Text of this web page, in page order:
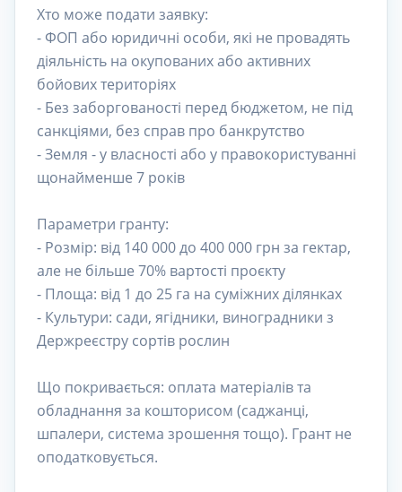
Хто може подати заявку:
- ФОП або юридичні особи, які не провадять
діяльність на окупованих або активних
бойових територіях
- Без заборгованості перед бюджетом, не під
санкціями, без справ про банкрутство
- Земля - у власності або у правокористуванні
щонайменше 7 років
Параметри гранту:
- Розмір: від 140 000 до 400 000 грн за гектар,
але не більше 70% вартості проєкту
- Площа: від 1 до 25 га на суміжних ділянках
- Культури: сади, ягідники, виноградники з
Держреєстру сортів рослин
Що покривається: оплата матеріалів та
обладнання за кошторисом (саджанці,
шпалери, система зрошення тощо). Грант не
оподатковується.